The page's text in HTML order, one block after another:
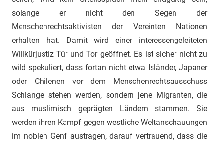
solange er nicht den Segen der
Menschenrechtsaktivisten der Vereinten Nationen
erhalten hat. Damit wird einer interessengeleiteten
Willkürjustiz Tür und Tor geöffnet. Es ist sicher nicht zu
wild spekuliert, dass fortan nicht etwa Isländer, Japaner
oder Chilenen vor dem Menschenrechtsausschuss
Schlange stehen werden, sondern jene Migranten, die
aus muslimisch geprägten Ländern stammen. Sie
werden ihren Kampf gegen westliche Weltanschauungen
im noblen Genf austragen, darauf vertrauend, dass die